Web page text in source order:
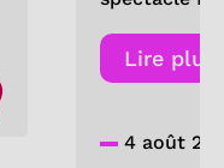
Lire plus
4 août